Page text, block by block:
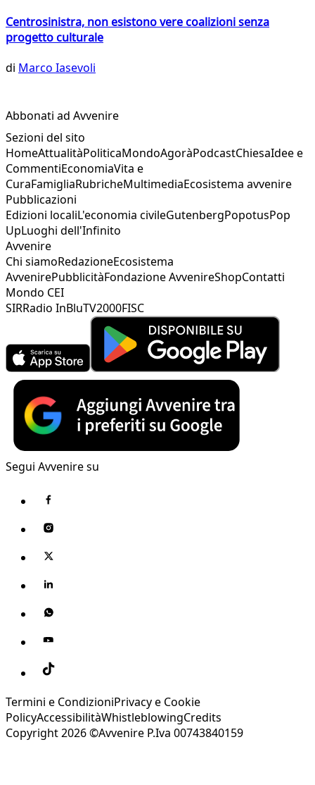
Centrosinistra, non esistono vere coalizioni senza
progetto culturale
di Marco Iasevoli
Abbonati ad Avvenire
Sezioni del sito
HomeAttualitàPoliticaMondoAgoràPodcastChiesaIdee e
CommentiEconomiaVita e
CuraFamigliaRubricheMultimediaEcosistema avvenire
Pubblicazioni
Edizioni localiL'economia civileGutenbergPopotusPop
UpLuoghi dell'Infinito
Avvenire
Chi siamoRedazioneEcosistema
AvvenirePubblicitàFondazione AvvenireShopContatti
Mondo CEI
SIRRadio InBluTV2000FISC
Segui Avvenire su
Termini e CondizioniPrivacy e Cookie
PolicyAccessibilitàWhistleblowingCredits
Copyright 2026 ©Avvenire P.Iva 00743840159